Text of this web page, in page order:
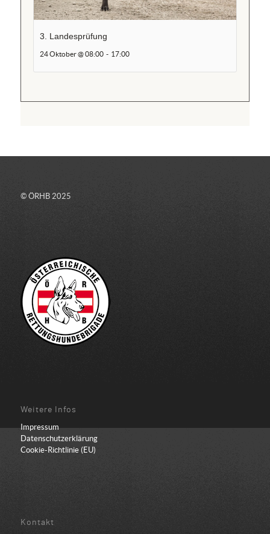
3. Landesprüfung
24 Oktober @ 08:00 - 17:00
© ÖRHB 2025
Weitere Infos
Impressum
Datenschutzerklärung
Cookie-Richtlinie (EU)
Kontakt